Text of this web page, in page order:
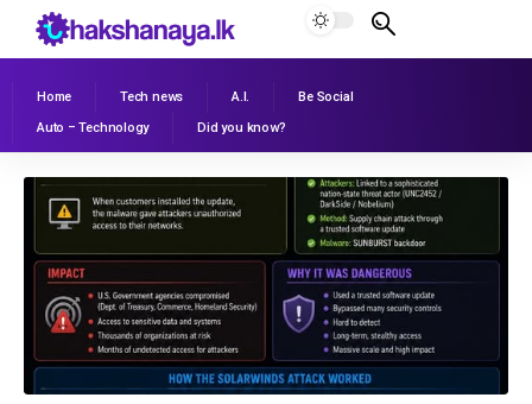
Home Tech news A.I.
Be Social
Auto – Technology
Did you know?